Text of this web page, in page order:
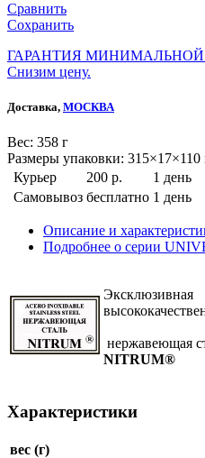
Сравнить
Сохранить
ГАРАНТИЯ
Снизим цену.
Доставка, МОСКВА
Веc: 358 г
Размеры упаковки:
Курьер
200 р.
1 день
Самовывоз бесплатно 1 день
Описание и
Подробнее о серии
Эксклюзивная
нержавеющая
NITRUM®
Характеристики
вес (г)